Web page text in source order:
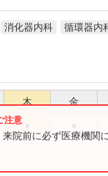
消化器内科 循環器内
木 金
院前に必ず医療機関